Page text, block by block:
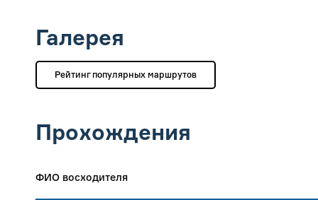
Галерея
Рейтинг популярных маршрутов
Прохождения
ФИО восходителя